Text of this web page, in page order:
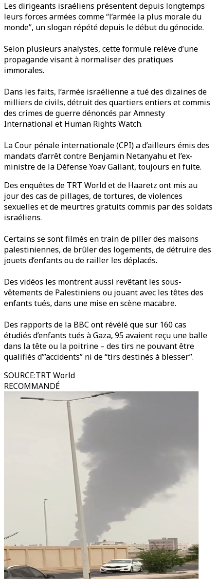
Les dirigeants israéliens présentent depuis longtemps
leurs forces armées comme “l’armée la plus morale du
monde”, un slogan répété depuis le début du génocide.
Selon plusieurs analystes, cette formule relève d’une
propagande visant à normaliser des pratiques
immorales.
Dans les faits, l’armée israélienne a tué des dizaines de
milliers de civils, détruit des quartiers entiers et commis
des crimes de guerre dénoncés par Amnesty
International et Human Rights Watch.
La Cour pénale internationale (CPI) a d’ailleurs émis des
mandats d’arrêt contre Benjamin Netanyahu et l’ex-
ministre de la Défense Yoav Gallant, toujours en fuite.
Des enquêtes de TRT World et de Haaretz ont mis au
jour des cas de pillages, de tortures, de violences
sexuelles et de meurtres gratuits commis par des soldats
israéliens.
Certains se sont filmés en train de piller des maisons
palestiniennes, de brûler des logements, de détruire des
jouets d’enfants ou de railler les déplacés.
Des vidéos les montrent aussi revêtant les sous-
vêtements de Palestiniens ou jouant avec les têtes des
enfants tués, dans une mise en scène macabre.
Des rapports de la BBC ont révélé que sur 160 cas
étudiés d’enfants tués à Gaza, 95 avaient reçu une balle
dans la tête ou la poitrine – des tirs ne pouvant être
qualifiés d’”accidents” ni de “tirs destinés à blesser”.
SOURCE:TRT World
RECOMMANDÉ